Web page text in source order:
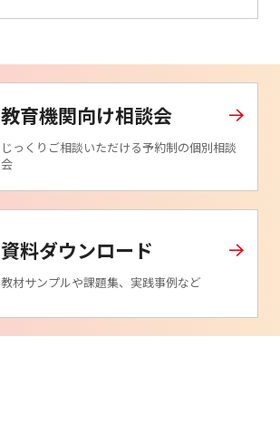
教育機関向け相談会
じっくりご相談いただける予約制の個別相談
会
資料ダウンロード
教材サンプルや課題集、実践事例など